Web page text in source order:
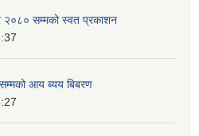
२०८० सम्मको स्वत प्रकाशन
आय ब्यय बिबरण